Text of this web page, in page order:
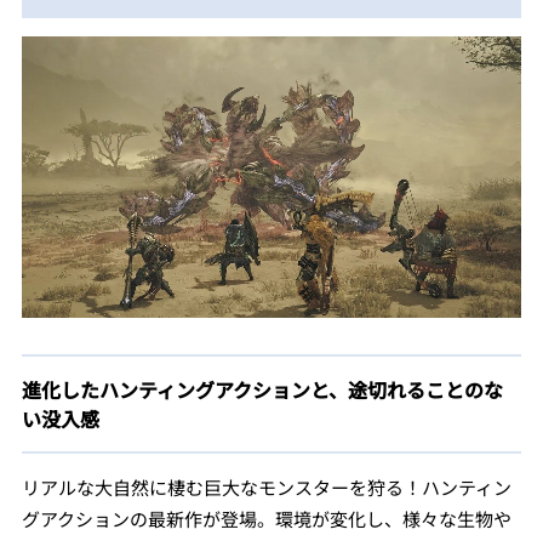
進化したハンティングアクションと、途切れることのな
い没入感
リアルな大自然に棲む巨大なモンスターを狩る！ハンティン
グアクションの最新作が登場。環境が変化し、様々な生物や